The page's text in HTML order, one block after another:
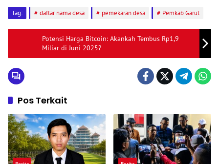
Tag: daftar nama desa pemekaran desa Pemkab Garut
Potensi Harga Bitcoin: Akankah Tembus Rp1,9
Miliar di Juni 2025?
Pos Terkait